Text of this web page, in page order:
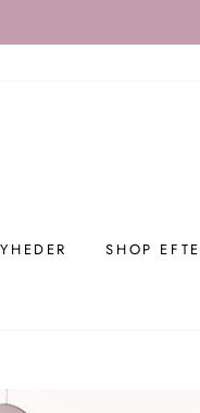
SHOP